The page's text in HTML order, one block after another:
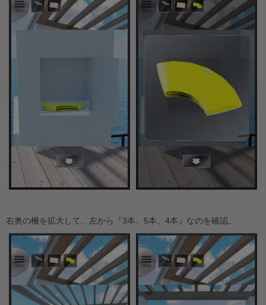
右奥の柵を拡大して、左から『3本、5本、4本』なのを確認。